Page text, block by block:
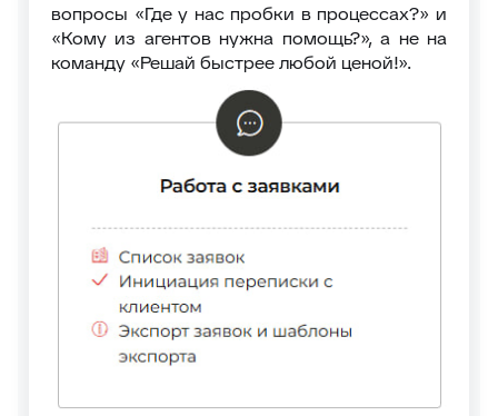
вопросы «Где у нас пробки в процессах?» и
«Кому из агентов нужна помощь?», а не на
команду «Решай быстрее любой ценой!».